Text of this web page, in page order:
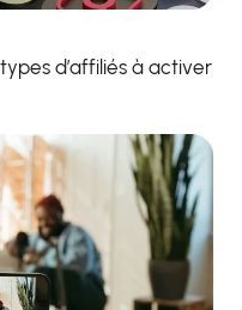
d’affiliés à activer